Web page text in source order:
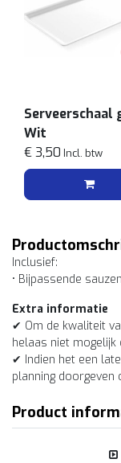
Serveerschaal
Wit
€ 3,50 Incl. btw
Inclusief:
• Bijpassende sauzen
Extra informatie
✔ Om de kwaliteit
helaas niet
✔ Indien het een
planning
Product